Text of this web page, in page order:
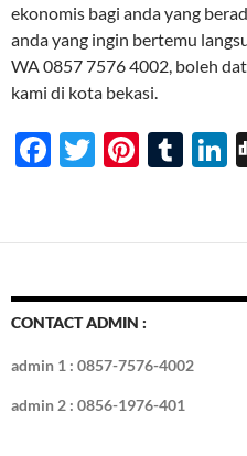
ekonomis bagi anda yang
anda yang ingin bertemu
WA 0857 7576 4002, boleh
kami di kota bekasi.
F
b
o
o
k
T
er
Pi
es
t
T
bl
r
e
CONTACT ADMIN :
admin 1 : 0857-7576-4002
admin 2 : 0856-1976-401